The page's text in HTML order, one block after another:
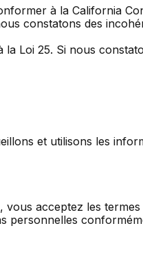
à la California
constatons des
Loi 25. Si nous
et utilisons les
acceptez les
personnelles